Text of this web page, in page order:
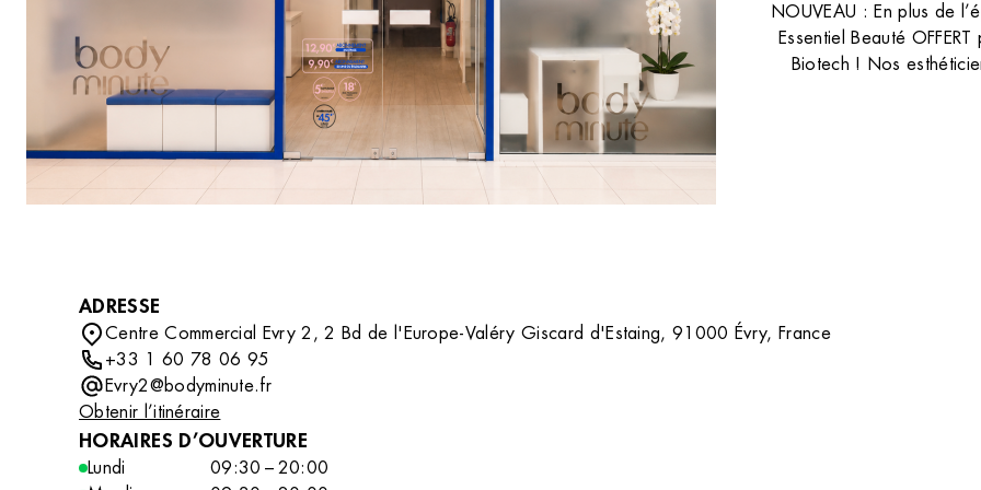
compléter votre routine beauté avec des soins
professionnels tout en découvrant un
accessoire ou un indispensable qui vous
accompagnera au quotidien.
la lumière pulsée et le laser.
TOUS NOS CONSEILS
NOUVEAU : En plus de
Essentiel Beauté
Biotech ! Nos
ADRESSE
Centre Commercial Evry 2, 2 Bd de l'Europe-Valéry Giscard d'Estaing, 91000 Évry, France
+33 1 60 78 06 95
Evry2@bodyminute.fr
Obtenir l’itinéraire
HORAIRES D’OUVERTURE
Lundi
09:30 – 20:00